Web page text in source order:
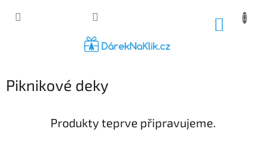
Piknikové deky
Produkty teprve připravujeme.